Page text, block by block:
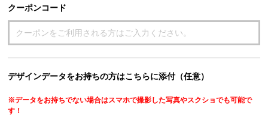
クーポンコード
デザインデータをお持ちの方はこちらに添付（任意）
※データをお持ちでない場合はスマホで撮影した写真やスクショでも可能で
す！